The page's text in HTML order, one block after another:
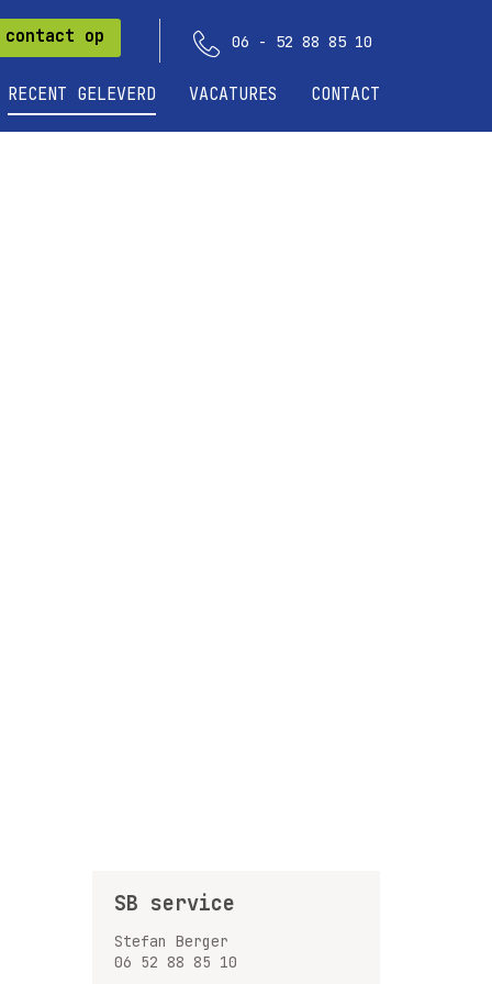
contact op 06 - 52 88 85 10
RECENT GELEVERD VACATURES CONTACT
SB service
Stefan Berger
06 52 88 85 10